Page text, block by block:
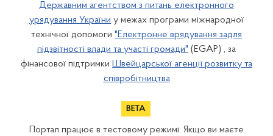
Державним агентством з питань електронного
урядування України у межах програми міжнародної
технічної допомоги "Електронне врядування задля
підзвітності влади та участі громади" (EGAP) , за
фінансової підтримки Швейцарської агенції розвитку та
співробітництва
Портал працює в тестовому режимі. Якщо ви маєте